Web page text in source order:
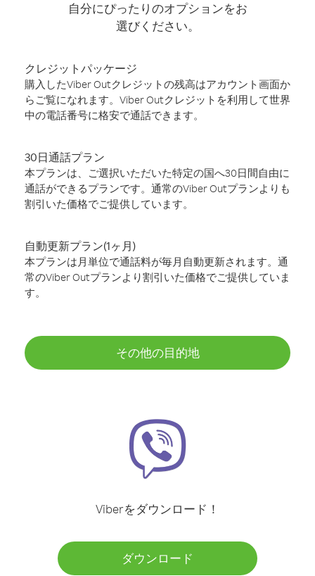
自分にぴったりのオプションをお
選びください。
クレジットパッケージ
購入したViber Outクレジットの残高はアカウント画面か
らご覧になれます。Viber Outクレジットを利用して世界
中の電話番号に格安で通話できます。
30日通話プラン
本プランは、ご選択いただいた特定の国へ30日間自由に
通話ができるプランです。通常のViber Outプランよりも
割引いた価格でご提供しています。
自動更新プラン(1ヶ月)
本プランは月単位で通話料が毎月自動更新されます。通
常のViber Outプランより割引いた価格でご提供していま
す。
その他の目的地
Viberをダウンロード！
ダウンロード